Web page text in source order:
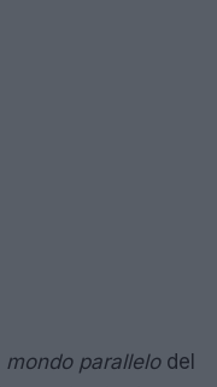
mondo parallelodel